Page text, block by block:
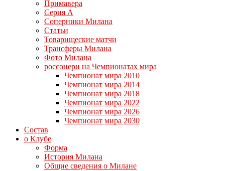
Примавера
Серия А
Соперники Милана
Статьи
Товарищеские матчи
Трансферы Милана
Фото Милана
россонери на Чемпионатах мира
Чемпионат мира 2010
Чемпионат мира 2014
Чемпионат мира 2018
Чемпионат мира 2022
Чемпионат мира 2026
Чемпионат мира 2030
Состав
о Клубе
Форма
История Милана
Общие сведения о Милане